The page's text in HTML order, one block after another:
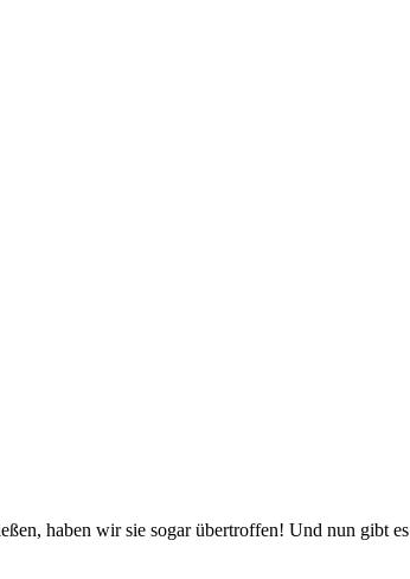
haben wir sie sogar übertroffen! Und nun gibt